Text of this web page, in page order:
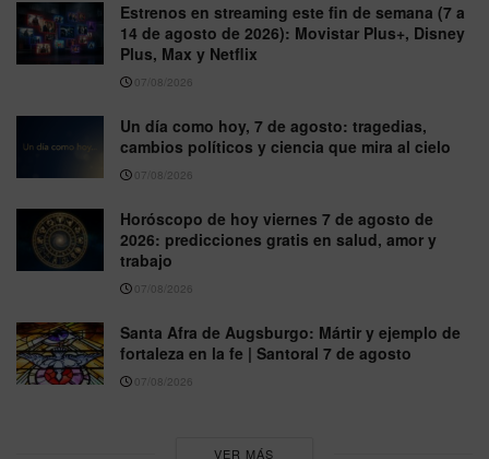
Estrenos en streaming este fin de semana (7 a
14 de agosto de 2026): Movistar Plus+, Disney
Plus, Max y Netflix
07/08/2026
Un día como hoy, 7 de agosto: tragedias,
cambios políticos y ciencia que mira al cielo
07/08/2026
Horóscopo de hoy viernes 7 de agosto de
2026: predicciones gratis en salud, amor y
trabajo
07/08/2026
Santa Afra de Augsburgo: Mártir y ejemplo de
fortaleza en la fe | Santoral 7 de agosto
07/08/2026
VER MÁS